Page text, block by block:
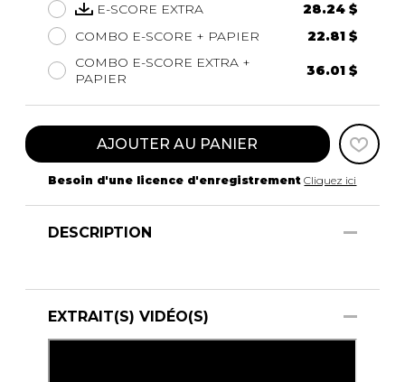
E-SCORE EXTRA
28.24 $
COMBO E-SCORE + PAPIER
22.81 $
COMBO E-SCORE EXTRA +
PAPIER
36.01 $
AJOUTER AU PANIER
Besoin d'une licence d'enregistrement Cliquez ici
DESCRIPTION
EXTRAIT(S) VIDÉO(S)